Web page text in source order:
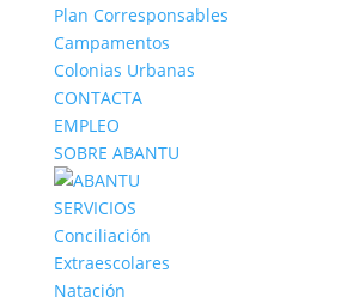
Plan Corresponsables
Campamentos
Colonias Urbanas
CONTACTA
EMPLEO
SOBRE ABANTU
SERVICIOS
Conciliación
Extraescolares
Natación